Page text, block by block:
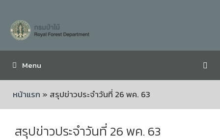
Menu
หน้าแรก » สรุปข่าวประจำวันที่ 26 พค. 63
สรุปข่าวประจำวันที่ 26 พค. 63